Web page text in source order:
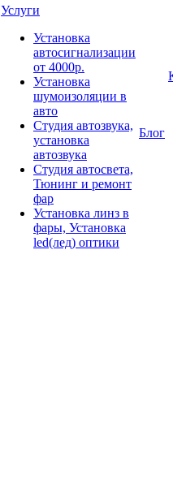
Услуги
Установка
автосигнализации
от 4000р.
Установка
шумоизоляции в
авто
Студия автозвука,
установка
автозвука
Студия автосвета,
Тюнинг и ремонт
фар
Установка линз в
фары, Установка
led(лед) оптики
Блог